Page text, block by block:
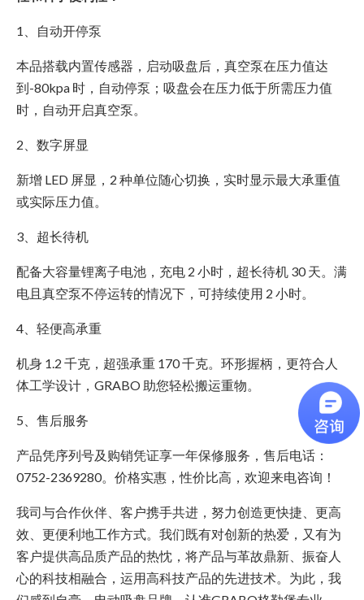
1、自动开停泵
本品搭载内置传感器，启动吸盘后，真空泵在压力值达
到-80kpa 时，自动停泵；吸盘会在压力低于所需压力值
时，自动开启真空泵。
2、数字屏显
新增 LED 屏显，2 种单位随心切换，实时显示最大承重值
或实际压力值。
3、超长待机
配备大容量锂离子电池，充电 2 小时，超长待机 30 天。满
电且真空泵不停运转的情况下，可持续使用 2 小时。
4、轻便高承重
机身 1.2 千克，超强承重 170 千克。环形握柄，更符合人
体工学设计，GRABO 助您轻松搬运重物。
5、售后服务
产品凭序列号及购销凭证享一年保修服务，售后电话：
0752-2369280。价格实惠，性价比高，欢迎来电咨询！
我司与合作伙伴、客户携手共进，努力创造更快捷、更高
效、更便利地工作方式。我们既有对创新的热爱，又有为
客户提供高品质产品的热忱，将产品与革故鼎新、振奋人
心的科技相融合，运用高科技产品的先进技术。为此，我